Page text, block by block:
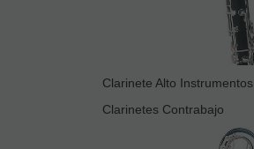
Clarinete Alto Instrumentos
Clarinetes Contrabajo